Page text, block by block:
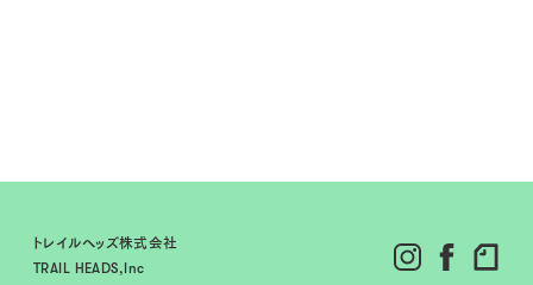
トレイルヘッズ株式会社
TRAIL HEADS,Inc